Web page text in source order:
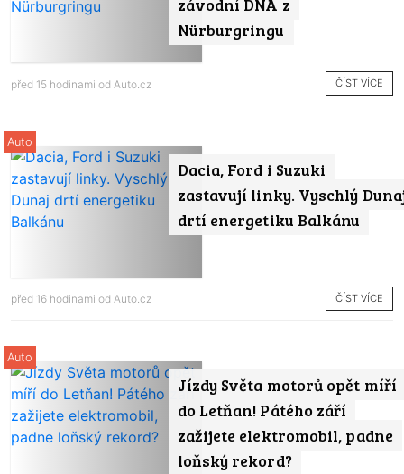
závodní DNA z
Nürburgringu
před 15 hodinami od Auto.cz ČÍST VÍCE
Dacia, Ford i Suzuki
zastavují linky. Vyschlý
drtí energetiku Balkánu
Auto
před 16 hodinami od Auto.cz ČÍST VÍCE
Jízdy Světa motorů opět míří
do Letňan! Pátého září
zažijete elektromobil, padne
loňský rekord?
Auto